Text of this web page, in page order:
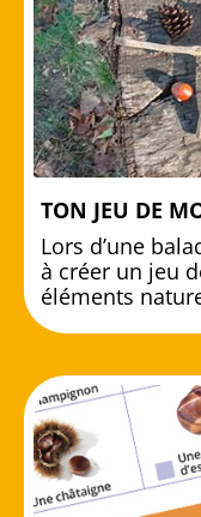
TON JEU DE
Lors d’une
à créer un jeu
éléments